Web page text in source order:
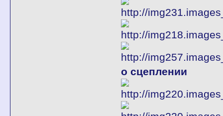
о сцеплении